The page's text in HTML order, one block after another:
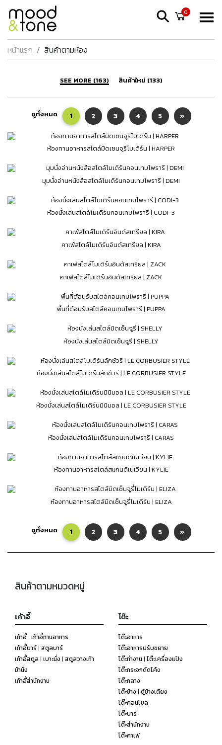
0
หน้าแรก สินค้าตามห้อง
SEE MORE (163) สินค้าใหม่ (133)
ดูทั้งหมด 1 2 3 4 5 »
ห้องทานอาหารสไตล์มิดเซนจูรีโมเดิร์น | HARPER
มุมนั่งอ่านหนังสือสไตล์โมเดิร์นคอนเทมโพรารี | DEMI
ห้องนั่งเล่นสไตล์โมเดิร์นคอนเทมโพรารี | CODI-3
คาเฟ่สไตล์โมเดิร์นอินดัสเทรียล | KIRA
คาเฟ่สไตล์โมเดิร์นอินดัสเทรียล | ZACK
พื้นที่ต้อนรับสไตล์คอนเทมโพรารี | PUPPA
ห้องนั่งเล่นสไตล์มิดเซ็นจูรี | SHELLY
ห้องนั่งเล่นสไตล์โมเดิร์นลักชัวรี | LE CORBUSIER STYLE
ห้องนั่งเล่นสไตล์โมเดิร์นมินิมอล | LE CORBUSIER STYLE
ห้องนั่งเล่นสไตล์โมเดิร์นคอนเทมโพรารี | CARAS
ห้องทานอาหารสไตล์สแกนดิเนเวียน | KYLIE
ห้องทานอาหารสไตล์มิดเซ็นจูรี่โมเดิร์น | ELIZA
ดูทั้งหมด 1 2 3 4 5 »
สินค้าตามหมวดหมู่
เก้าอี้
เก้าอี้ | เก้าอี้ทานอาหาร
เก้าอี้บาร์ | สตูลบาร์
เก้าอี้สตูล | เบาะนั่ง | สตูลวางเท้า
ม้านั่ง
เก้าอี้สำนักงาน
โต๊ะ
โต๊ะอาหาร
โต๊ะอาหารปรับขยาย
โต๊ะทำงาน | โต๊ะเครื่องแป้ง
โต๊ะกระจกดัดโค้ง
โต๊ะกลาง
โต๊ะข้าง | ตู้ข้างเตียง
โต๊ะคอนโซล
โต๊ะบาร์
โต๊ะสำนักงาน
โต๊ะคาเฟ่